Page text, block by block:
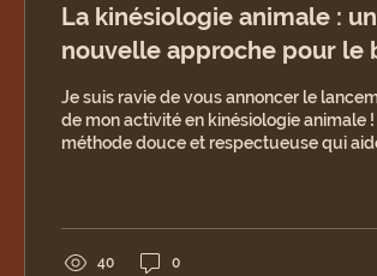
La kinésiologie animale :
nouvelle approche pour le
de votre compagnon
Je suis ravie de vous annoncer le
de mon activité en kinésiologie animale ! Une
méthode douce et respectueuse qui
40 0